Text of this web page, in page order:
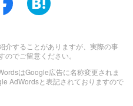
介することがありますが、実際の事
でご留意ください。
はGoogle広告に名称変更されま
AdWordsと表記されておりますので